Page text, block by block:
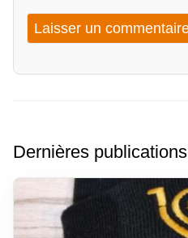
Dernières publications